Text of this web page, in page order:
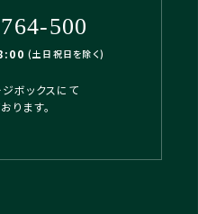
500
(土日祝日を除く)
ボックスにて
ります。